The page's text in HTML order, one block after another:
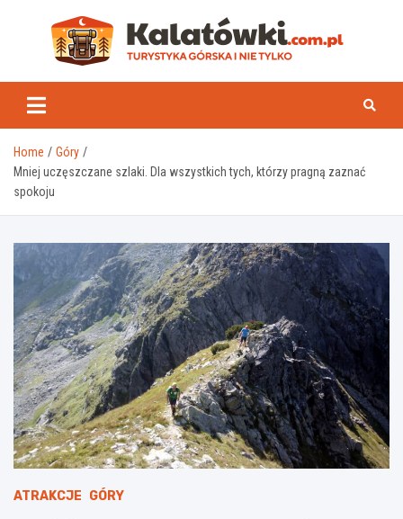
Home
Góry
Mniej uczęszczane szlaki. Dla wszystkich tych, którzy pragną zaznać
spokoju
ATRAKCJE GÓRY